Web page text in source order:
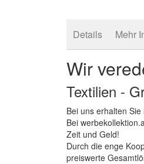
Details Mehr
Wir
Textilien -
Bei uns erhalten
Bei
Zeit und Geld!
Durch die enge
preiswerte